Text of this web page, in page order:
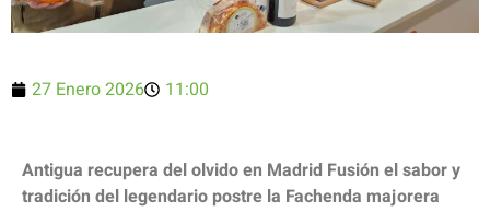
27 Enero 2026 11:00
Antigua recupera del olvido en Madrid Fusión el sabor y
tradición del legendario postre la Fachenda majorera